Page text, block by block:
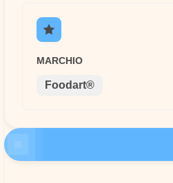
MARCHIO
Foodart®